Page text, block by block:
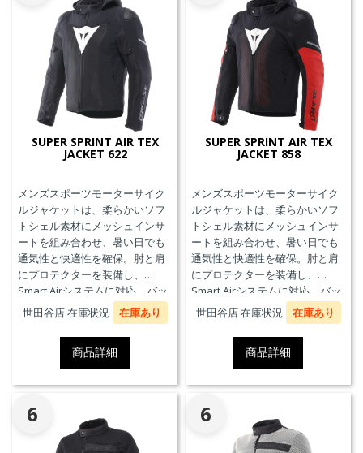
SUPER SPRINT AIR TEX
JACKET 622
メンズスポーツモーターサイク
ルジャケットは、柔らかいソフ
トシェル素材にメッシュインサ
ートを組み合わせ、暑い日でも
通気性と快適性を確保。肘と肩
にプロテクターを装備し、
Smart Airシステムに対応。バッ
クプロテクターおよびチェスト
プロテクターにも対応していま
世田谷店 在庫状況 在庫あり
商品詳細
SUPER SPRINT AIR TEX
JACKET 858
メンズスポーツモーターサイク
ルジャケットは、柔らかいソフ
トシェル素材にメッシュインサ
ートを組み合わせ、暑い日でも
通気性と快適性を確保。肘と肩
にプロテクターを装備し、
Smart Airシステムに対応。バッ
クプロテクターおよびチェスト
プロテクターにも対応していま
世田谷店 在庫状況 在庫あり
商品詳細
6 6